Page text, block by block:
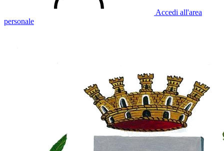
Accedi all'area
personale